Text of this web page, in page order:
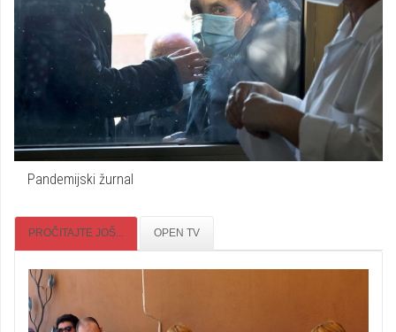
Pandemijski žurnal
PROČITAJTE JOŠ... OPEN TV